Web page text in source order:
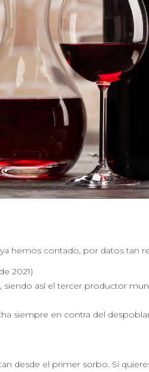
hemos contado, por datos tan
2021)
así el tercer productor
siempre en contra del
desde el primer sorbo. Si